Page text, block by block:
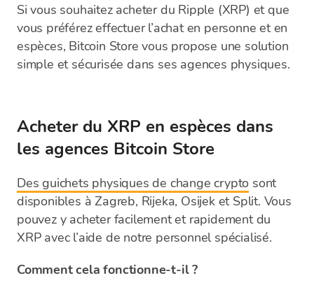
Si vous souhaitez acheter du Ripple (XRP) et que
vous préférez effectuer l’achat en personne et en
espèces, Bitcoin Store vous propose une solution
simple et sécurisée dans ses agences physiques.
Acheter du XRP en espèces dans
les agences Bitcoin Store
Des guichets physiques de change crypto sont
disponibles à Zagreb, Rijeka, Osijek et Split. Vous
pouvez y acheter facilement et rapidement du
XRP avec l’aide de notre personnel spécialisé.
Comment cela fonctionne-t-il ?